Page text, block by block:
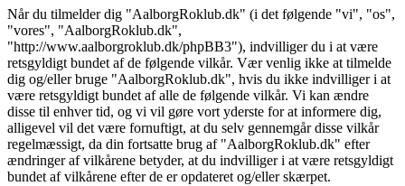
Når du tilmelder dig "AalborgRoklub.dk" (i det følgende "vi", "os",
"vores", "AalborgRoklub.dk",
"http://www.aalborgroklub.dk/phpBB3"), indvilliger du i at være
retsgyldigt bundet af de følgende vilkår. Vær venlig ikke at tilmelde
dig og/eller bruge "AalborgRoklub.dk", hvis du ikke indvilliger i at
være retsgyldigt bundet af alle de følgende vilkår. Vi kan ændre
disse til enhver tid, og vi vil gøre vort yderste for at informere dig,
alligevel vil det være fornuftigt, at du selv gennemgår disse vilkår
regelmæssigt, da din fortsatte brug af "AalborgRoklub.dk" efter
ændringer af vilkårene betyder, at du indvilliger i at være retsgyldigt
bundet af vilkårene efter de er opdateret og/eller skærpet.